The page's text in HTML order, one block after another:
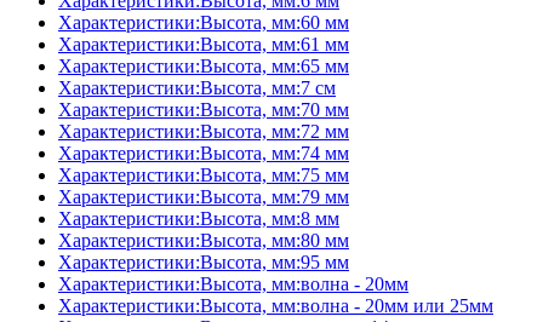
Характеристики:Высота, мм:60 мм
Характеристики:Высота, мм:61 мм
Характеристики:Высота, мм:65 мм
Характеристики:Высота, мм:7 см
Характеристики:Высота, мм:70 мм
Характеристики:Высота, мм:72 мм
Характеристики:Высота, мм:74 мм
Характеристики:Высота, мм:75 мм
Характеристики:Высота, мм:79 мм
Характеристики:Высота, мм:8 мм
Характеристики:Высота, мм:80 мм
Характеристики:Высота, мм:95 мм
Характеристики:Высота, мм:волна - 20мм
Характеристики:Высота, мм:волна - 20мм или 25мм